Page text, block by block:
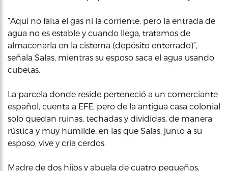
“Aquí no falta el gas ni la corriente, pero la entrada de
agua no es estable y cuando llega, tratamos de
almacenarla en la cisterna (depósito enterrado)”,
señala Salas, mientras su esposo saca el agua usando
cubetas.
La parcela donde reside perteneció a un comerciante
español, cuenta a EFE, pero de la antigua casa colonial
solo quedan ruinas, techadas y divididas, de manera
rústica y muy humilde, en las que Salas, junto a su
esposo, vive y cría cerdos.
Madre de dos hijos y abuela de cuatro pequeños,